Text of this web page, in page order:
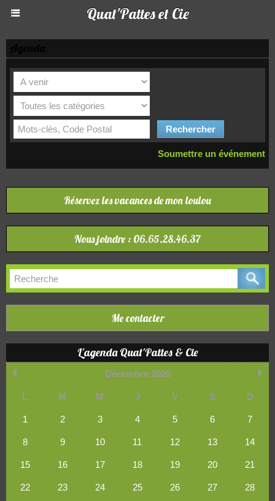
Quat'Pattes et Cie
Soumettre un événement
Réservez les vacances de mon loulou
Nous joindre : 06.65.28.46.37
Me contacter
L'agenda Quat'Pattes & Cie
Décembre 2025
L M M J V S D
1 2 3 4 5 6 7
8 9 10 11 12 13 14
15 16 17 18 19 20 21
22 23 24 25 26 27 28